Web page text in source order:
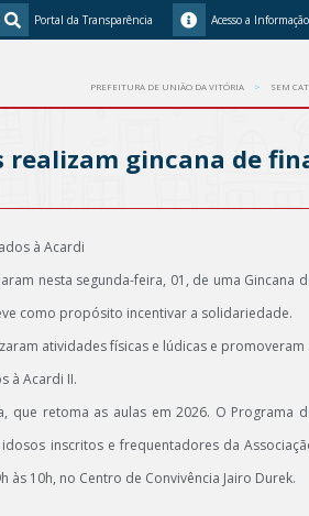
Portal da Transparência Acesso a Informação
PREFEITURA DE UNIÃO DA VITÓRIA SEM
realizam gincana de
à Acardi
nesta segunda-feira, 01, de uma Gincana
como propósito incentivar a solidariedade.
atividades físicas e lúdicas e promoveram
à Acardi II.
que retoma as aulas em 2026. O Programa
inscritos e frequentadores da
10h, no Centro de Convivência Jairo Durek.